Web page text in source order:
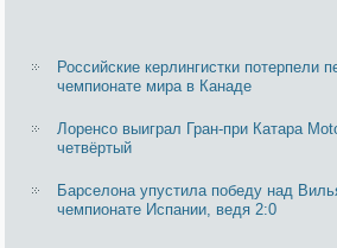
Российские керлингистки потерпели
чемпионате мира в Канаде
Лоренсо выиграл Гран-при Катара
четвёртый
Барселона упустила победу над
чемпионате Испании, ведя 2:0